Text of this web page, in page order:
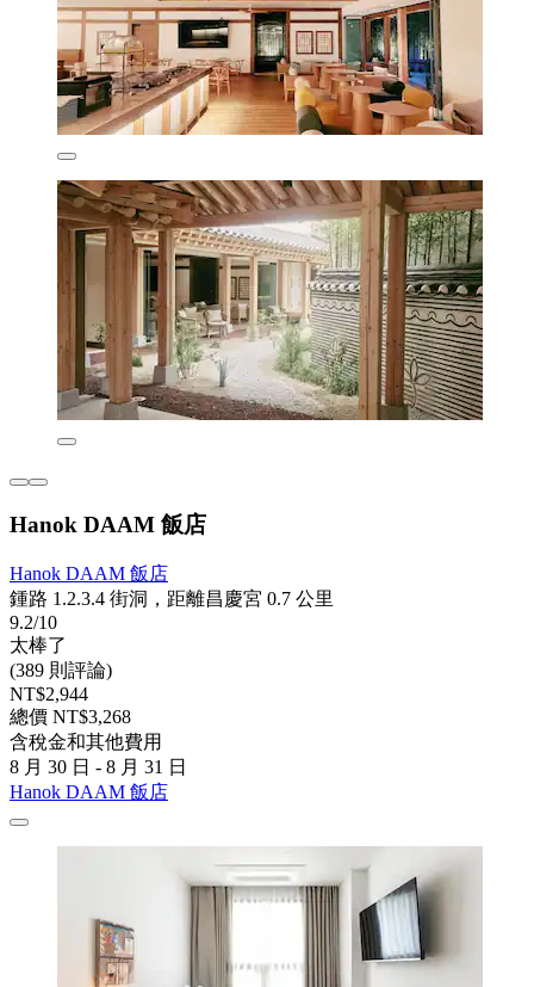
Hanok DAAM 飯店
Hanok DAAM 飯店
鍾路 1.2.3.4 街洞，距離昌慶宮 0.7 公里
9.2/10
太棒了
(389 則評論)
NT$2,944
總價 NT$3,268
含稅金和其他費用
8 月 30 日 - 8 月 31 日
Hanok DAAM 飯店